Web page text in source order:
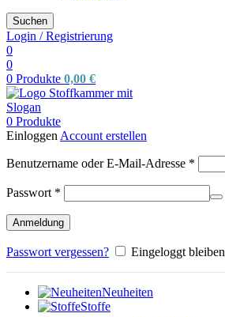
Suchen
Login / Registrierung
0
0
0 Produkte 0,00 €
0 Produkte
Einloggen Account erstellen
Benutzername oder E-Mail-Adresse *
Passwort *
Anmeldung
Passwort vergessen? Eingeloggt bleiben
Neuheiten
Stoffe